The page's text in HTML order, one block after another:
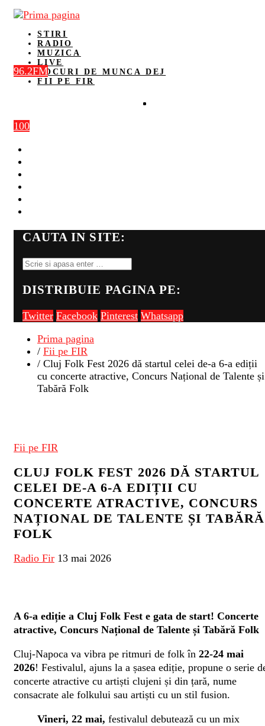
STIRI
RADIO
MUZICA
LIVE
LOCURI DE MUNCA DEJ
FII PE FIR
100
96.2FM
CAUTA IN SITE:
DISTRIBUIE PAGINA PE:
Twitter Facebook Pinterest Whatsapp
Prima pagina
/ Fii pe FIR
/ Cluj Folk Fest 2026 dă startul celei de-a 6-a ediții
cu concerte atractive, Concurs Național de Talente și
Tabără Folk
Fii pe FIR
CLUJ FOLK FEST 2026 DĂ STARTUL
CELEI DE-A 6-A EDIȚII CU
CONCERTE ATRACTIVE, CONCURS
NAȚIONAL DE TALENTE ȘI TABĂRĂ
FOLK
Radio Fir 13 mai 2026
A 6-a ediție a Cluj Folk Fest e gata de start! Concerte
atractive, Concurs Național de Talente și Tabără Folk
Cluj-Napoca va vibra pe ritmuri de folk în 22-24 mai
2026! Festivalul, ajuns la a șasea ediție, propune o serie
concerte atractive cu artiști clujeni și din țară, nume
consacrate ale folkului sau artiști cu un stil fusion.
Vineri, 22 mai, festivalul debutează cu un mix